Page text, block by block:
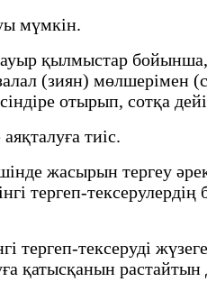
мүмкін.
қылмыстар бойынша,
(зиян) мөлшерімен
отырып, сотқа
тиіс.
жасырын тергеу
тергеп-тексерулердің
тергеп-тексеруді
қатысқанын растайтын